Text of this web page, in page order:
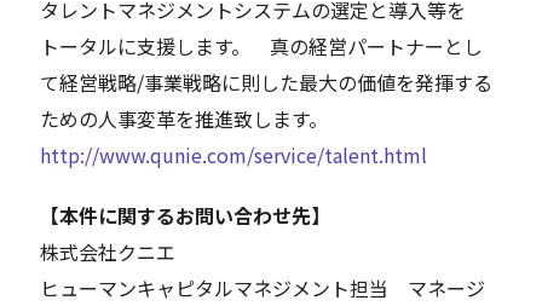
タレントマネジメントシステムの選定と導入等を
トータルに支援します。 真の経営パートナーとし
て経営戦略/事業戦略に則した最大の価値を発揮する
ための人事変革を推進致します。
http://www.qunie.com/service/talent.html
【本件に関するお問い合わせ先】
株式会社クニエ
ヒューマンキャピタルマネジメント担当 マネージ